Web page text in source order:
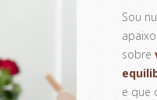
Sou
sobre
e que